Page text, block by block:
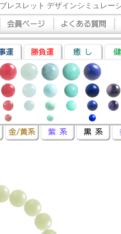
レスレット デザインシミュレー